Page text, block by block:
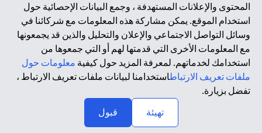
المحتوى والإعلانات المستهدفة ، وجمع البيانات الإحصائية حول
استخدام الموقع. يمكن مشاركة هذه المعلومات مع شركائنا في
وسائل التواصل الاجتماعي والإعلان والتحليل والذين قد يجمعونها
مع المعلومات الأخرى التي قدمتها لهم أو التي جمعوها من
استخدامك لخدماتهم. لمعرفة المزيد حول كيفية معلومات حول
ملفات تعريف الارتباطاستخدامنا لبيانات ملفات تعريف الارتباط ،
تفضل بزيارة.
تهيئة
قبول
فرع سيتي بنك إن إيه - الإمارات العربية المتحدة مرخص من مصرف
الإمارات العربية المتحدة المركزي كفرع لبنك أجنبي.
سيتي بنك إن إيه الإمارات العربية المتحدة مرخص من هيئة الأوراق المالية
والسلع في الإمارات العربية المتحدة ("SCA") للقيام بالنشاط المالي لـ أ)
الاستشارات المالية والتعريف والترويج بموجب ترخيص رقم
20200000097 ب) وسيط تداول في الأسواق الدولية بموجب ترخيص
حقوق الطبع والنشر محفوظة ©2026 سيتي جروب انك.